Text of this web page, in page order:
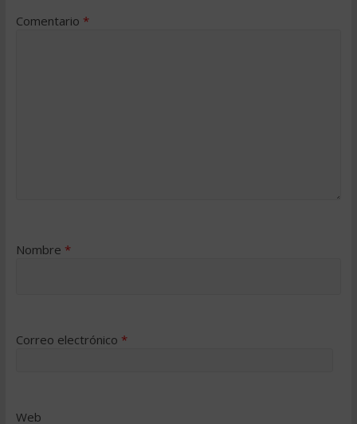
Comentario *
Nombre *
Correo electrónico *
Web